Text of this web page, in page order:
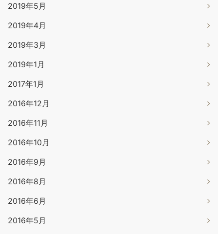
2019年5月
2019年4月
2019年3月
2019年1月
2017年1月
2016年12月
2016年11月
2016年10月
2016年9月
2016年8月
2016年6月
2016年5月